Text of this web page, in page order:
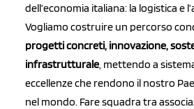
dell’economia italiana: la logistica e
Vogliamo costruire un percorso
progetti concreti, innovazione,
infrastrutturale , mettendo a
eccellenze che rendono il nostro
nel mondo. Fare squadra tra